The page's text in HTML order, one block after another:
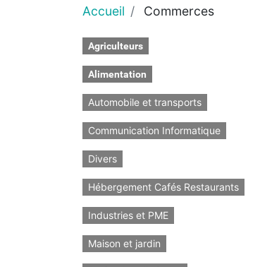
Accueil Commerces
Agriculteurs
Alimentation
Automobile et transports
Communication Informatique
Divers
Hébergement Cafés Restaurants
Industries et PME
Maison et jardin